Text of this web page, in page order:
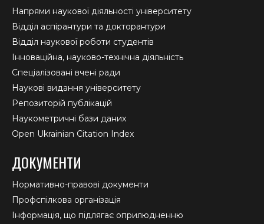
Напрями наукової діяльності університету
Відділ аспірантури та докторантури
Відділ наукової роботи студентів
Інноваційна, науково-технічна діяльність
Спеціалізовані вчені ради
Наукові видання університету
Репозиторій публікацій
Наукометричні бази даних
Open Ukrainian Citation Index
ДОКУМЕНТИ
Нормативно-правові документи
Профспілкова організація
Інформація, що підлягає оприлюдненню